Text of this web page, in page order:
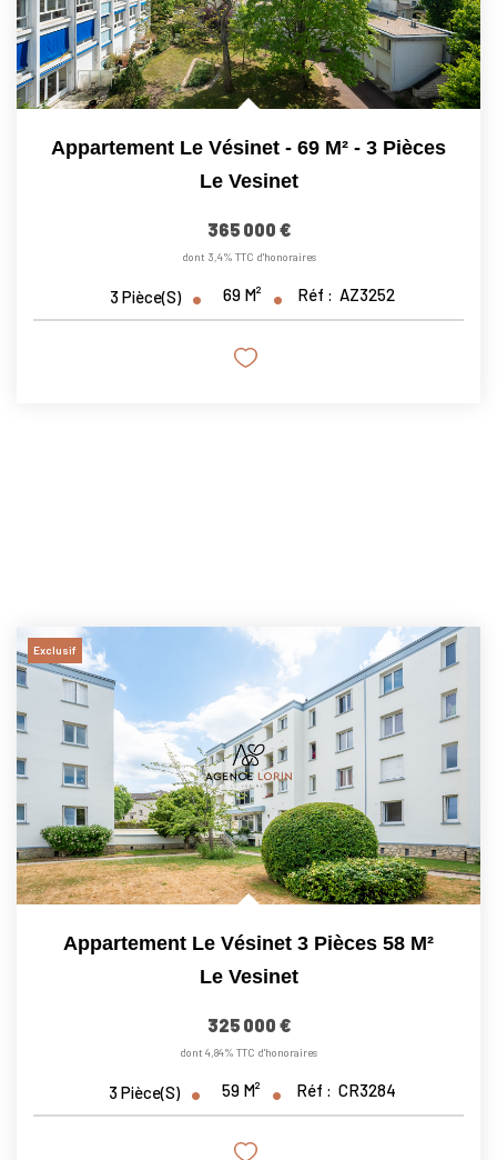
Appartement Le Vésinet - 69 M² - 3 Pièces
Le Vesinet
365 000 €
dont 3,4% TTC d'honoraires
3Pièce(s) 69 M² Réf : AZ3252
Exclusif
Appartement Le Vésinet 3 Pièces 58 M²
Le Vesinet
325 000 €
dont 4,84% TTC d'honoraires
3Pièce(s) 59 M² Réf : CR3284